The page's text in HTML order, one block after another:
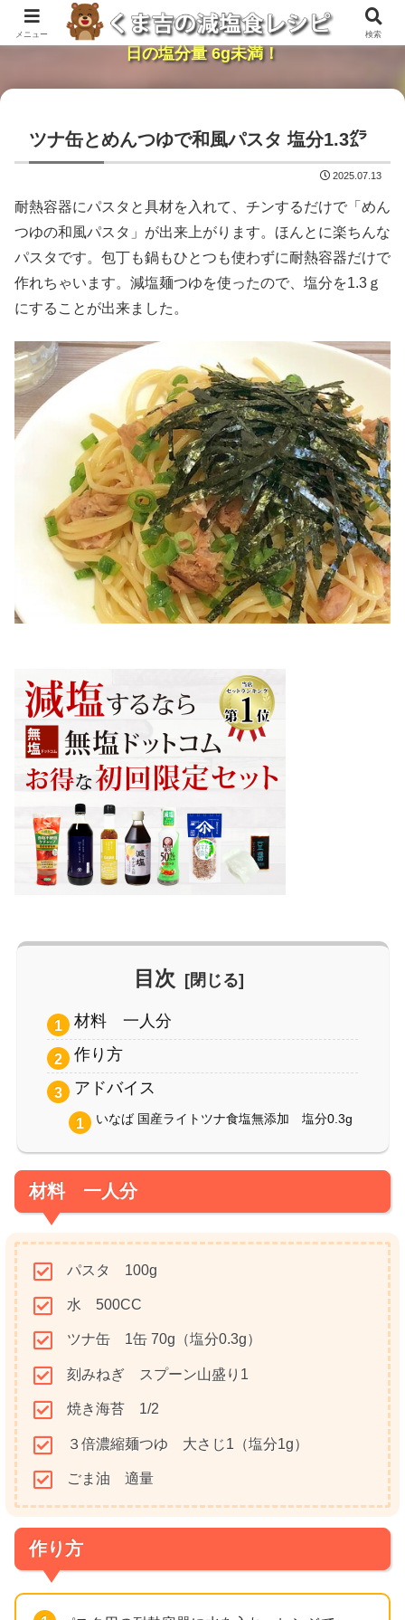
レンジで簡単・時短「くま吉の減塩食レシピ」１
日の塩分量 6g未満！
ツナ缶とめんつゆで和風パスタ 塩分1.3㌘
2025.07.13
耐熱容器にパスタと具材を入れて、チンするだけで「めん
つゆの和風パスタ」が出来上がります。ほんとに楽ちんな
パスタです。包丁も鍋もひとつも使わずに耐熱容器だけで
作れちゃいます。減塩麺つゆを使ったので、塩分を1.3ｇ
にすることが出来ました。
目次
材料 一人分
作り方
アドバイス
いなば 国産ライトツナ食塩無添加 塩分0.3g
材料 一人分
パスタ 100g
水 500CC
ツナ缶 1缶 70g（塩分0.3g）
刻みねぎ スプーン山盛り1
焼き海苔 1/2
３倍濃縮麺つゆ 大さじ1（塩分1g）
ごま油 適量
作り方
メニュー 検索